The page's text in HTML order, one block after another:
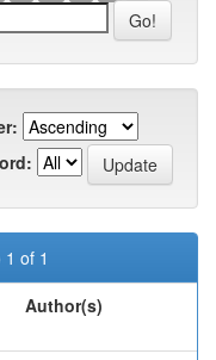
of 1
Author(s)